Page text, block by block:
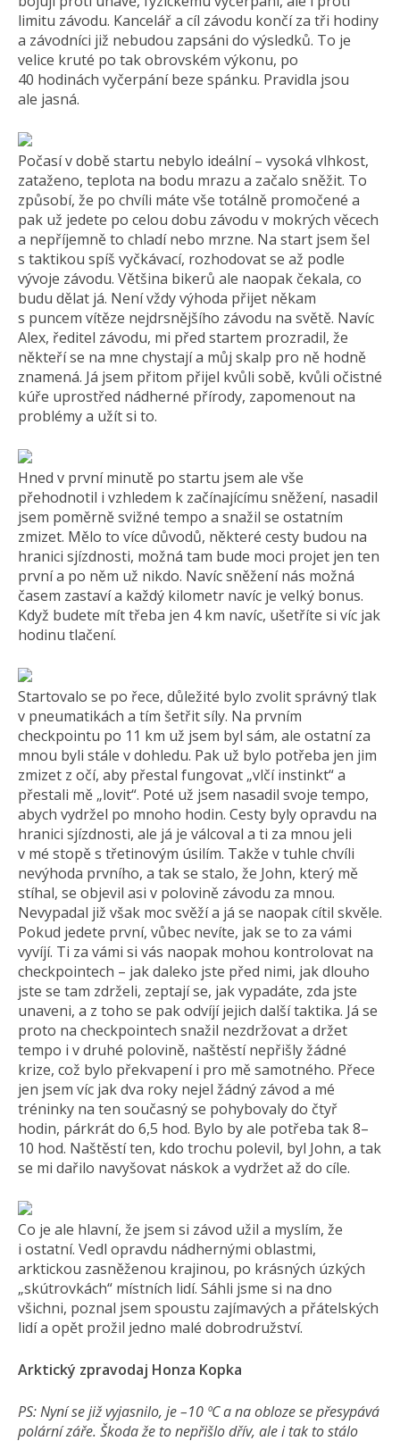
limitu závodu. Kancelář a cíl závodu končí za tři hodiny
a závodníci již nebudou zapsáni do výsledků. To je
velice kruté po tak obrovském výkonu, po
40 hodinách vyčerpání beze spánku. Pravidla jsou
ale jasná.
Počasí v době startu nebylo ideální – vysoká vlhkost,
zataženo, teplota na bodu mrazu a začalo sněžit. To
způsobí, že po chvíli máte vše totálně promočené a
pak už jedete po celou dobu závodu v mokrých věcech
a nepříjemně to chladí nebo mrzne. Na start jsem šel
s taktikou spíš vyčkávací, rozhodovat se až podle
vývoje závodu. Většina bikerů ale naopak čekala, co
budu dělat já. Není vždy výhoda přijet někam
s puncem vítěze nejdrsnějšího závodu na světě. Navíc
Alex, ředitel závodu, mi před startem prozradil, že
někteří se na mne chystají a můj skalp pro ně hodně
znamená. Já jsem přitom přijel kvůli sobě, kvůli očistné
kúře uprostřed nádherné přírody, zapomenout na
problémy a užít si to.
Hned v první minutě po startu jsem ale vše
přehodnotil i vzhledem k začínajícímu sněžení, nasadil
jsem poměrně svižné tempo a snažil se ostatním
zmizet. Mělo to více důvodů, některé cesty budou na
hranici sjízdnosti, možná tam bude moci projet jen ten
první a po něm už nikdo. Navíc sněžení nás možná
časem zastaví a každý kilometr navíc je velký bonus.
Když budete mít třeba jen 4 km navíc, ušetříte si víc jak
hodinu tlačení.
Startovalo se po řece, důležité bylo zvolit správný tlak
v pneumatikách a tím šetřit síly. Na prvním
checkpointu po 11 km už jsem byl sám, ale ostatní za
mnou byli stále v dohledu. Pak už bylo potřeba jen jim
zmizet z očí, aby přestal fungovat „vlčí instinkt“ a
přestali mě „lovit“. Poté už jsem nasadil svoje tempo,
abych vydržel po mnoho hodin. Cesty byly opravdu na
hranici sjízdnosti, ale já je válcoval a ti za mnou jeli
v mé stopě s třetinovým úsilím. Takže v tuhle chvíli
nevýhoda prvního, a tak se stalo, že John, který mě
stíhal, se objevil asi v polovině závodu za mnou.
Nevypadal již však moc svěží a já se naopak cítil skvěle.
Pokud jedete první, vůbec nevíte, jak se to za vámi
vyvíjí. Ti za vámi si vás naopak mohou kontrolovat na
checkpointech – jak daleko jste před nimi, jak dlouho
jste se tam zdrželi, zeptají se, jak vypadáte, zda jste
unaveni, a z toho se pak odvíjí jejich další taktika. Já se
proto na checkpointech snažil nezdržovat a držet
tempo i v druhé polovině, naštěstí nepřišly žádné
krize, což bylo překvapení i pro mě samotného. Přece
jen jsem víc jak dva roky nejel žádný závod a mé
tréninky na ten současný se pohybovaly do čtyř
hodin, párkrát do 6,5 hod. Bylo by ale potřeba tak 8–
10 hod. Naštěstí ten, kdo trochu polevil, byl John, a tak
se mi dařilo navyšovat náskok a vydržet až do cíle.
Co je ale hlavní, že jsem si závod užil a myslím, že
i ostatní. Vedl opravdu nádhernými oblastmi,
arktickou zasněženou krajinou, po krásných úzkých
„skútrovkách“ místních lidí. Sáhli jsme si na dno
všichni, poznal jsem spoustu zajímavých a přátelských
lidí a opět prožil jedno malé dobrodružství.
Arktický zpravodaj Honza Kopka
PS: Nyní se již vyjasnilo, je –10 ºC a na obloze se přesypává
polární záře. Škoda že to nepřišlo dřív, ale i tak to stálo